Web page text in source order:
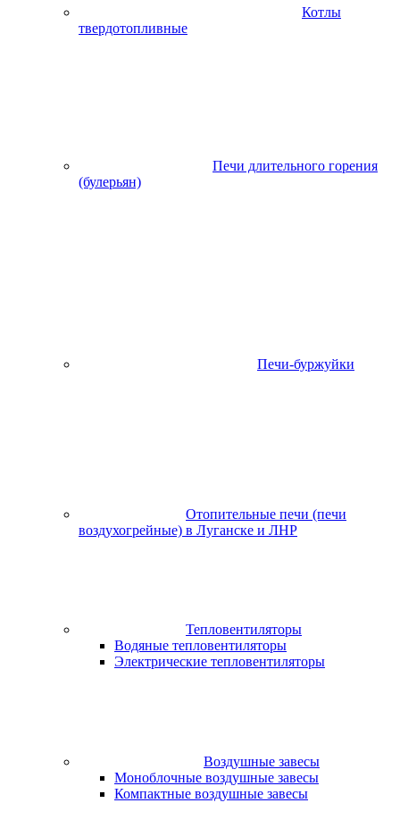
Котлы
твердотопливные
Печи длительного горения
(булерьян)
Печи-буржуйки
Отопительные печи (печи
воздухогрейные) в Луганске и ЛНР
Тепловентиляторы
Водяные тепловентиляторы
Электрические тепловентиляторы
Воздушные завесы
Моноблочные воздушные завесы
Компактные воздушные завесы